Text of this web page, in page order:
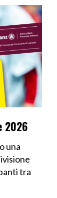
2026
una
tra